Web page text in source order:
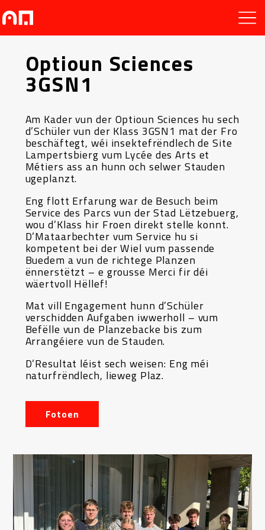
Optioun Sciences
3GSN1
Am Kader vun der Optioun Sciences hu sech
d’Schüler vun der Klass 3GSN1 mat der Fro
beschäftegt, wéi insektefrëndlech de Site
Lampertsbierg vum Lycée des Arts et
Métiers ass an hunn och selwer Stauden
ugeplanzt.
Eng flott Erfarung war de Besuch beim
Service des Parcs vun der Stad Lëtzebuerg,
wou d’Klass hir Froen direkt stelle konnt.
D’Mataarbechter vum Service hu si
kompetent bei der Wiel vum passende
Buedem a vun de richtege Planzen
ënnerstëtzt – e grousse Merci fir déi
wäertvoll Hëllef!
Mat vill Engagement hunn d’Schüler
verschidden Aufgaben iwwerholl – vum
Befëlle vun de Planzebacke bis zum
Arrangéiere vun de Stauden.
D’Resultat léist sech weisen: Eng méi
naturfrëndlech, lieweg Plaz.
Fotoen